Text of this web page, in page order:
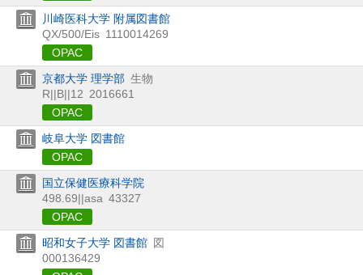
川崎医科大学 附属図書館
QX/500/Eis 1110014269
OPAC
京都大学 理学部 生物
R||B||12 2016661
OPAC
岐阜大学 図書館
OPAC
国立保健医療科学院
498.69||asa 43327
OPAC
昭和女子大学 図書館 図
000136429